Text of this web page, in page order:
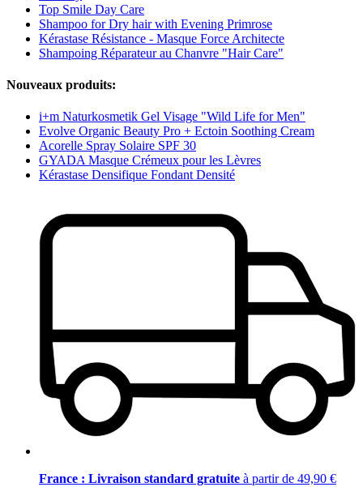
Top Smile Day Care
Shampoo for Dry hair with Evening Primrose
Kérastase Résistance - Masque Force Architecte
Shampoing Réparateur au Chanvre "Hair Care"
Nouveaux produits:
i+m Naturkosmetik Gel Visage "Wild Life for Men"
Evolve Organic Beauty Pro + Ectoin Soothing Cream
Acorelle Spray Solaire SPF 30
GYADA Masque Crémeux pour les Lèvres
Kérastase Densifique Fondant Densité
France : Livraison standard gratuite à partir de 49,90 €